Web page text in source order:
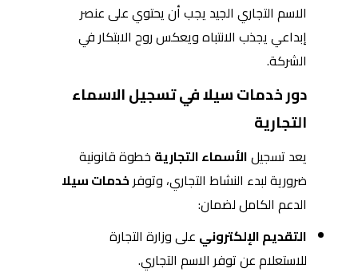
الاسم التجاري الجيد يجب أن يحتوي على عنصر
إبداعي يجذب الانتباه ويعكس روح الابتكار في
الشركة.
دور خدمات سيلا في تسجيل الاسماء
التجارية
يعد تسجيلالأسماء التجارية خطوة قانونية
ضرورية لبدء النشاط التجاري، وتوفرخدمات سيلا
الدعم الكامل لضمان:
التقديم الإلكتروني على وزارة التجارة
للاستعلام عن توفر الاسم التجاري.